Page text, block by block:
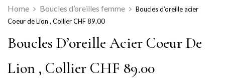
Home Boucles d’oreilles femme
Boucles d’oreille acier
Coeur de Lion , Collier CHF 89.00
Boucles D’oreille Acier Coeur De
Lion , Collier CHF 89.00